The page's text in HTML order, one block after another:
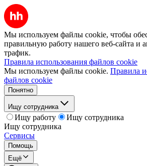
Мы используем файлы cookie, чтобы
правильную работу нашего веб-сайта и
трафик.
Правила использования файлов cookie
Мы используем файлы cookie. Правила
файлов cookie
Понятно
Ищу сотрудника
Ищу работу
Ищу сотрудника
Ищу сотрудника
Сервисы
Помощь
Ещё